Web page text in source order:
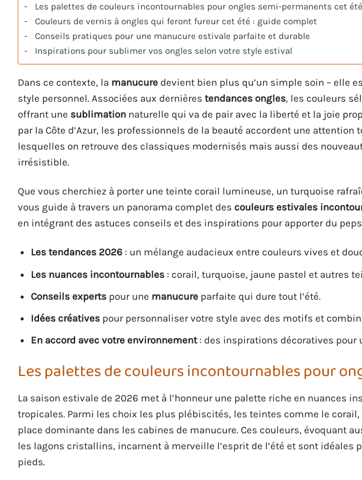
Les palettes de couleurs incontournables pour ongles semi-permanents cet été
Couleurs de vernis à ongles qui feront fureur cet été : guide complet
Conseils pratiques pour une manucure estivale parfaite et durable
Inspirations pour sublimer vos ongles selon votre style estival
Dans ce contexte, la manucure devient bien plus qu’un simple soin – elle
style personnel. Associées aux dernières tendances ongles, les couleurs
offrant une sublimation naturelle qui va de pair avec la liberté et la joie
par la Côte d’Azur, les professionnels de la beauté accordent une
lesquelles on retrouve des classiques modernisés mais aussi des
irrésistible.
Que vous cherchiez à porter une teinte corail lumineuse, un turquoise
vous guide à travers un panorama complet des couleurs estivales
en intégrant des astuces conseils et des inspirations pour apporter du
Les tendances 2026 : un mélange audacieux entre couleurs vives et
Les nuances incontournables : corail, turquoise, jaune pastel et autres
Conseils experts pour une manucure parfaite qui dure tout l’été.
Idées créatives pour personnaliser votre style avec des motifs et
En accord avec votre environnement: des inspirations décoratives pour
Les palettes de couleurs incontournables pour
La saison estivale de 2026 met à l’honneur une palette riche en nuances
tropicales. Parmi les choix les plus plébiscités, les teintes comme le
place dominante dans les cabines de manucure. Ces couleurs, évoquant
les lagons cristallins, incarnent à merveille l’esprit de l’été et sont idéales
pieds.